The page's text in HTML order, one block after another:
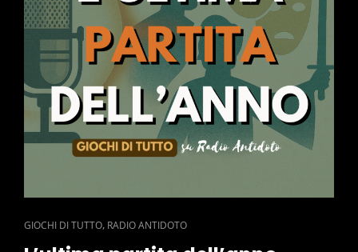
CAT
LINKS
GIOCHI DI TUTTO, RADIO ANTIDOTO